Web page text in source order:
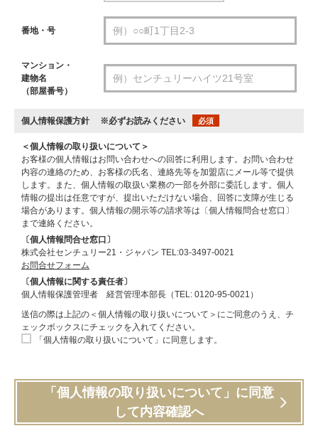
番地・号
マンション・
建物名
（部屋番号）
個人情報保護方針 ※必ずお読みください 必須
＜個人情報の取り扱いについて＞
お客様の個人情報はお問い合わせへの回答に利用します。お問い合わせ
内容の連絡のため、お客様の氏名、連絡先等を加盟店にメール等で提供
します。また、個人情報の取扱い業務の一部を外部に委託します。個人
情報の提出は任意ですが、提出いただけない場合、回答に支障が生じる
場合があります。個人情報の開示等の請求等は〔個人情報問合せ窓口〕
まで連絡ください。
〔個人情報問合せ窓口〕
株式会社センチュリー21・ジャパン TEL:03-3497-0021
お問合せフォーム
〔個人情報に関する責任者〕
個人情報保護管理者 経営管理本部長（TEL: 0120-95-0021）
送信の際は上記の＜個人情報の取り扱いについて＞にご同意のうえ、チ
ェックボックスにチェックを入れてください。
「個人情報の取り扱いについて」に同意します。
「個人情報の取り扱いについて」に同意
して内容確認へ